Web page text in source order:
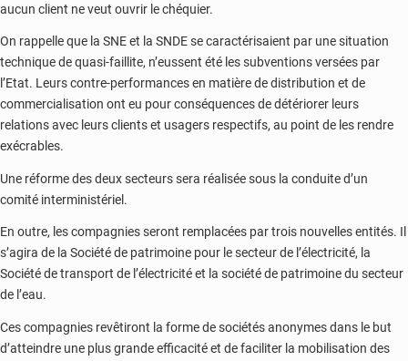
aucun client ne veut ouvrir le chéquier.
On rappelle que la SNE et la SNDE se caractérisaient par une situation
technique de quasi-faillite, n’eussent été les subventions versées par
l’Etat. Leurs contre-performances en matière de distribution et de
commercialisation ont eu pour conséquences de détériorer leurs
relations avec leurs clients et usagers respectifs, au point de les rendre
exécrables.
Une réforme des deux secteurs sera réalisée sous la conduite d’un
comité interministériel.
En outre, les compagnies seront remplacées par trois nouvelles entités. Il
s’agira de la Société de patrimoine pour le secteur de l’électricité, la
Société de transport de l’électricité et la société de patrimoine du secteur
de l’eau.
Ces compagnies revêtiront la forme de sociétés anonymes dans le but
d’atteindre une plus grande efficacité et de faciliter la mobilisation des